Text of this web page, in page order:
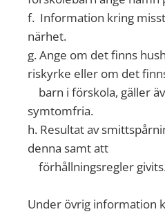
f. Information kring
närhet.
g.Ange om det finns
riskyrke eller om det
barn i förskola, gäller
symtomfria.
h. Resultat av
denna samt att
förhållningsregler
Under övrig information